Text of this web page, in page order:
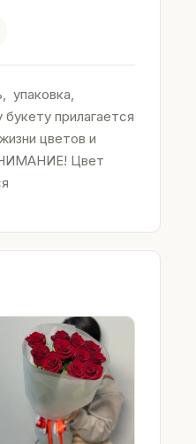
упаковка,
прилагается
цветов и
Цвет